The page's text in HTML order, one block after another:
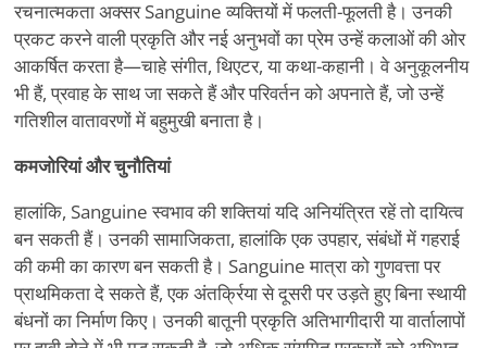
रचनात्मकता अक्सर Sanguine व्यक्तियों में फलती-फूलती है। उनकी
प्रकट करने वाली प्रकृति और नई अनुभवों का प्रेम उन्हें कलाओं की ओर
आकर्षित करता है—चाहे संगीत, थिएटर, या कथा-कहानी। वे अनुकूलनीय
भी हैं, प्रवाह के साथ जा सकते हैं और परिवर्तन को अपनाते हैं, जो उन्हें
गतिशील वातावरणों में बहुमुखी बनाता है।
कमजोरियां और चुनौतियां
हालांकि, Sanguine स्वभाव की शक्तियां यदि अनियंत्रित रहें तो दायित्व
बन सकती हैं। उनकी सामाजिकता, हालांकि एक उपहार, संबंधों में गहराई
की कमी का कारण बन सकती है। Sanguine मात्रा को गुणवत्ता पर
प्राथमिकता दे सकते हैं, एक अंतर्क्रिया से दूसरी पर उड़ते हुए बिना स्थायी
बंधनों का निर्माण किए। उनकी बातूनी प्रकृति अतिभागीदारी या वार्तालापों